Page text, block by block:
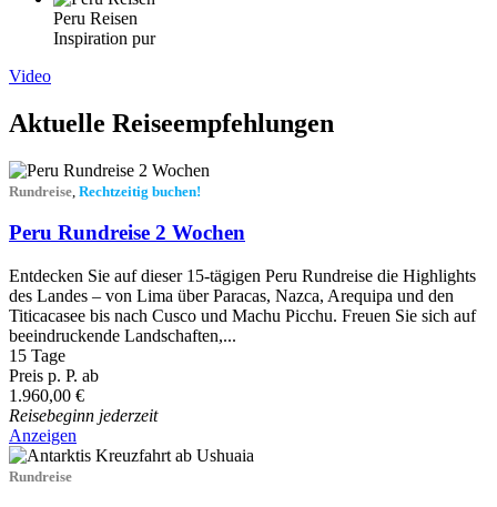
Peru Reisen
Inspiration pur
Video
Aktuelle Reiseempfehlungen
Rundreise Rechtzeitig buchen!
Peru Rundreise 2 Wochen
Entdecken Sie auf dieser 15-tägigen Peru Rundreise die Highlights
des Landes – von Lima über Paracas, Nazca, Arequipa und den
Titicacasee bis nach Cusco und Machu Picchu. Freuen Sie sich auf
beeindruckende Landschaften,...
15 Tage
Preis p. P. ab
1.960,00 €
Reisebeginn jederzeit
Anzeigen
Rundreise